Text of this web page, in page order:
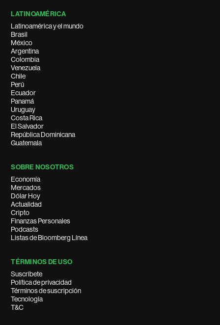
LATINOAMÉRICA
Latinoamérica y el mundo
Brasil
México
Argentina
Colombia
Venezuela
Chile
Perú
Ecuador
Panamá
Uruguay
Costa Rica
El Salvador
República Dominicana
Guatemala
SOBRE NOSOTROS
Economía
Mercados
Dólar Hoy
Actualidad
Cripto
Finanzas Personales
Podcasts
Listas de Bloomberg Línea
TÉRMINOS DE USO
Suscríbete
Política de privacidad
Términos de suscripción
Tecnología
T&C